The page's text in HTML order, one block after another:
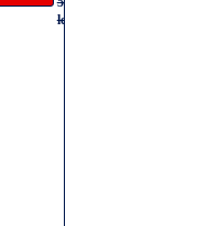
lei